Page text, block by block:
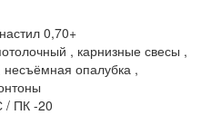
0,70+
, карнизные свесы ,
несъёмная опалубка ,
/ ПК -20